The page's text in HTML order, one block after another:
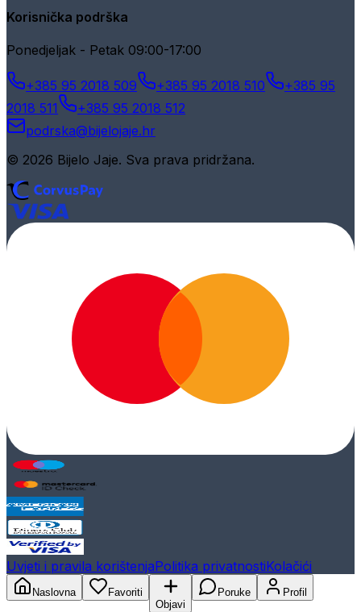
Korisnička podrška
Ponedjeljak - Petak 09:00-17:00
+385 95 2018 509 +385 95 2018 510
+385 95
2018 511
+385 95 2018 512
podrska@bijelojaje.hr
© 2026 Bijelo Jaje. Sva prava pridržana.
Uvjeti i pravila korištenjaPolitika privatnostiKolačići
Naslovna
Favoriti
Objavi
Poruke Profil